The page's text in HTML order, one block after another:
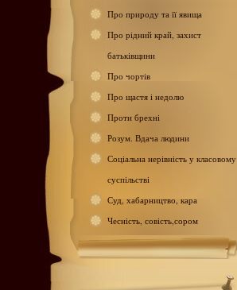
Про природу та її явища
Про рідний край, захист
батьківщини
Про чортів
Про щастя і недолю
Проти брехні
Розум. Вдача людини
Соціальна нерівність у класовому
суспільстві
Суд, хабарництво, кара
Чесність, совість,сором